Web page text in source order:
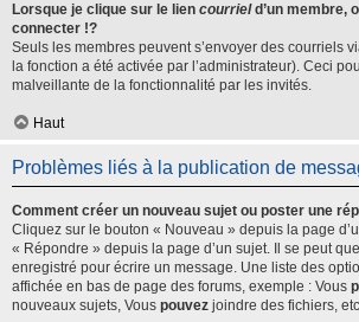
Lorsque je clique sur le lien courrield’un membre,
connecter !?
Seuls les membres peuvent s’envoyer des courriels
la fonction a été activée par l’administrateur). Ceci
malveillante de la fonctionnalité par les invités.
Haut
Problèmes liés à la publication de
Comment créer un nouveau sujet ou poster une
Cliquez sur le bouton « Nouveau » depuis la page
« Répondre » depuis la page d’un sujet. Il se peut
enregistré pour écrire un message. Une liste des
affichée en bas de page des forums, exemple : Vous
nouveaux sujets, Vous pouvez joindre des fichiers,